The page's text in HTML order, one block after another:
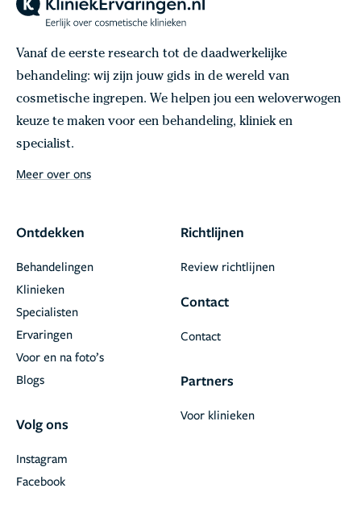
Vanaf de eerste research tot de daadwerkelijke
behandeling: wij zijn jouw gids in de wereld van
cosmetische ingrepen. We helpen jou een weloverwogen
keuze te maken voor een behandeling, kliniek en
specialist.
Meer over ons
Ontdekken
Behandelingen
Klinieken
Specialisten
Ervaringen
Voor en na foto’s
Blogs
Volg ons
Facebook
Instagram
Richtlijnen
Review richtlijnen
Contact
Contact
Partners
Voor klinieken